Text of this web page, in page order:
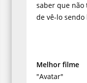
saber que não
de vê-lo
Melhor filme
"Avatar"